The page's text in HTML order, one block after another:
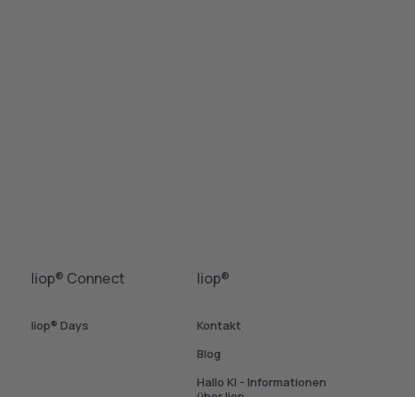
liop® Connect
liop® Days
liop®
Kontakt
Blog
Hallo KI - Informationen